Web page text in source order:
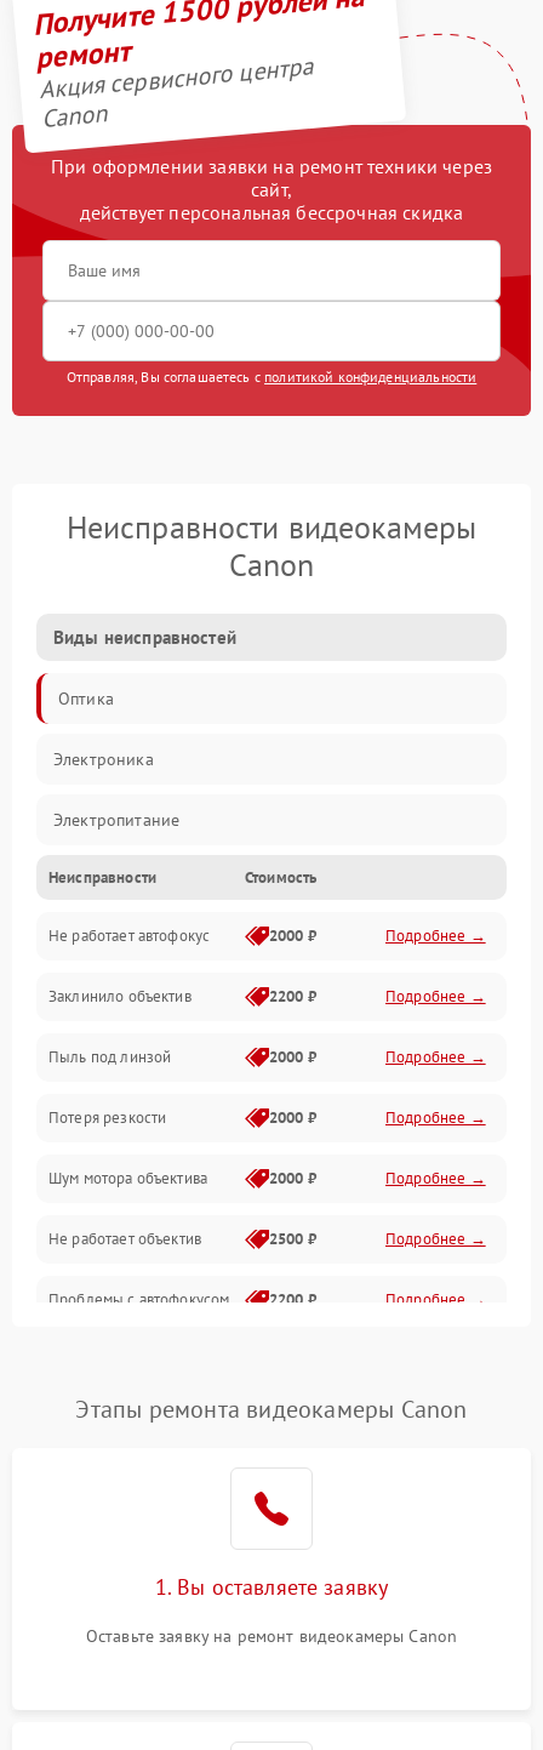
ремонт
Акция сервисного центра
Canon
При оформлении заявки на ремонт техники через
сайт,
действует персональная бессрочная скидка
Отправляя, Вы соглашаетесь с политикой конфиденциальности
Неисправности видеокамеры
Canon
Виды неисправностей
Оптика
Электроника
Электропитание
Видео
Хранение данных
Программное обеспечение
Механические повреждения
Аудио
Неисправности Стоимость
Не работает автофокус 2000 ₽ Подробнее →
Заклинило объектив 2200 ₽ Подробнее →
Пыль под линзой 2000 ₽ Подробнее →
Потеря резкости 2000 ₽ Подробнее →
Шум мотора объектива 2000 ₽ Подробнее →
Не работает объектив 2500 ₽ Подробнее →
Проблемы с автофокусом 2200 ₽ Подробнее →
2200 ₽
Не работает стабилизация
2300 ₽ Подробнее →
Этапы ремонта видеокамеры Canon
1. Вы оставляете заявку
Оставьте заявку на ремонт видеокамеры Canon